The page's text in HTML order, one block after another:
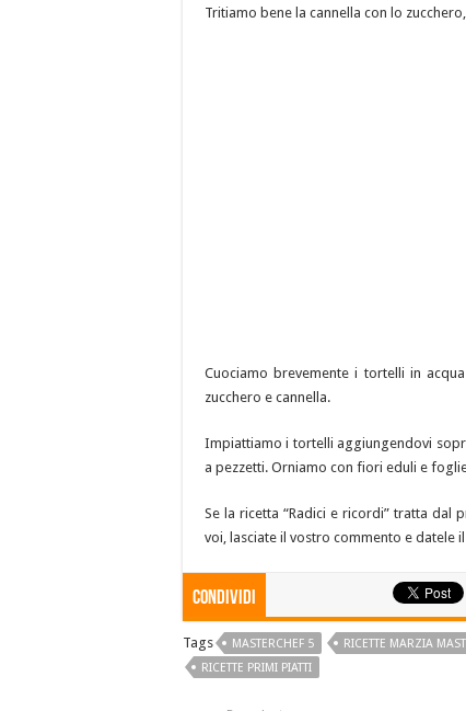
Tritiamo bene la cannella con lo
Cuociamo brevemente i tortelli in
zucchero e cannella.
Impiattiamo i tortelli aggiungendovi
a pezzetti. Orniamo con fiori eduli e
Se la ricetta “Radici e ricordi” tratta dal
voi, lasciate il vostro commento e
Condividi
Tags MASTERCHEF 5 RICETTE MARZIA
RICETTE PRIMI PIATTI